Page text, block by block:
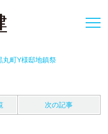
丸町Y様邸地鎮祭
次の記事